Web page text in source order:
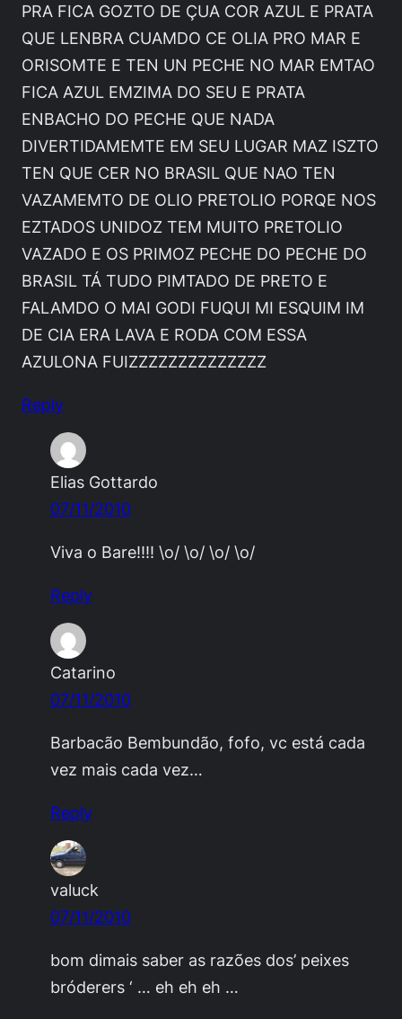
PRA FICA GOZTO DE ÇUA COR AZUL E PRATA
QUE LENBRA CUAMDO CE OLIA PRO MAR E
ORISOMTE E TEN UN PECHE NO MAR EMTAO
FICA AZUL EMZIMA DO SEU E PRATA
ENBACHO DO PECHE QUE NADA
DIVERTIDAMEMTE EM SEU LUGAR MAZ ISZTO
TEN QUE CER NO BRASIL QUE NAO TEN
VAZAMEMTO DE OLIO PRETOLIO PORQE NOS
EZTADOS UNIDOZ TEM MUITO PRETOLIO
VAZADO E OS PRIMOZ PECHE DO PECHE DO
BRASIL TÁ TUDO PIMTADO DE PRETO E
FALAMDO O MAI GODI FUQUI MI ESQUIM IM
DE CIA ERA LAVA E RODA COM ESSA
AZULONA FUIZZZZZZZZZZZZZZ
Reply
Elias Gottardo
07/11/2010
Viva o Bare!!!! \o/ \o/ \o/ \o/
Reply
Catarino
07/11/2010
Barbacão Bembundão, fofo, vc está cada
vez mais cada vez…
Reply
valuck
07/11/2010
bom dimais saber as razões dos’ peixes
bróderers ‘ … eh eh eh …